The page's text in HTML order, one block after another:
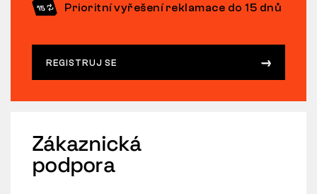
Prioritní vyřešení reklamace do 15 dnů
REGISTRUJ SE
Zákaznická
podpora